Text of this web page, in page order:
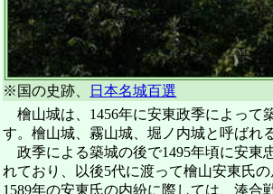
※国の史跡、
日本名城百選
檜山城は、1456年に安東政季によって
す。檜山城、霧山城、堀ノ内城と呼ばれ
政季による築城の後で1495年頃に安東
れており、以後5代に渡って檜山安東氏の
1589年の安東氏の内紛に際しては、湊合